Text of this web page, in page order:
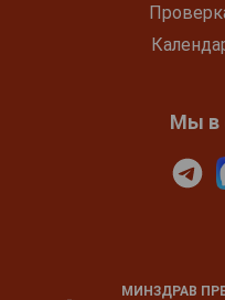
Мы в
МИНЗДРАВ